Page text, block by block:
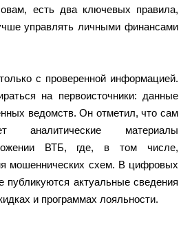
есть два ключевых правила,
управлять личными финансами
с проверенной информацией.
на первоисточники: данные
ведомств. Он отметил, что сам
аналитические материалы
ВТБ, где, в том числе,
мошеннических схем. В цифровых
публикуются актуальные сведения
и программах лояльности.